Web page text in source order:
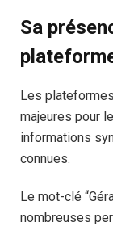
Sa
Les
majeures pour
informations
connues.
Le mot-clé
nombreuses